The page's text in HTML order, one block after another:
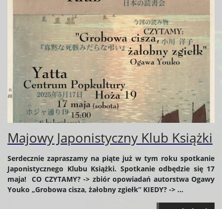
Majowy Japonistyczny Klub Książki
Serdecznie zapraszamy na piąte już w tym roku spotkanie
Japonistycznego Klubu Książki. Spotkanie odbędzie się 17
maja! CO CZYTAMY? -> zbiór opowiadań autorstwa Ogawy
Youko „Grobowa cisza, żałobny zgiełk” KIEDY? -> ...